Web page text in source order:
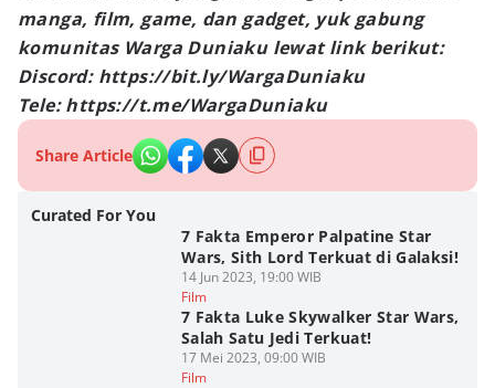
manga, film, game, dan gadget, yuk gabung
komunitas Warga Duniaku lewat link berikut:
Discord: https://bit.ly/WargaDuniaku
Tele: https://t.me/WargaDuniaku
Share Article
Curated For You
7 Fakta Emperor Palpatine Star
Wars, Sith Lord Terkuat di Galaksi!
14 Jun 2023, 19:00 WIB
Film
7 Fakta Luke Skywalker Star Wars,
Salah Satu Jedi Terkuat!
17 Mei 2023, 09:00 WIB
Film